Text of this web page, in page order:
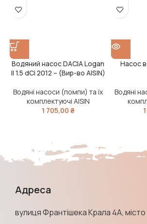
Водяний насос DACIA Logan
II 1.5 dCi 2012 – (Вир-во AISIN)
Водяні насоси (помпи) та їх
комплектуючі AISIN
1 705,00 ₴
Насос
Водяні
Адреса
вулиця Франтішека Крала 4А, місто